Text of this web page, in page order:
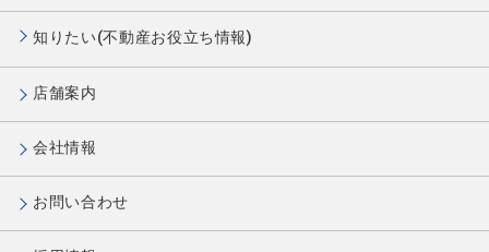
知りたい(不動産お役立ち情報)
店舗案内
会社情報
お問い合わせ